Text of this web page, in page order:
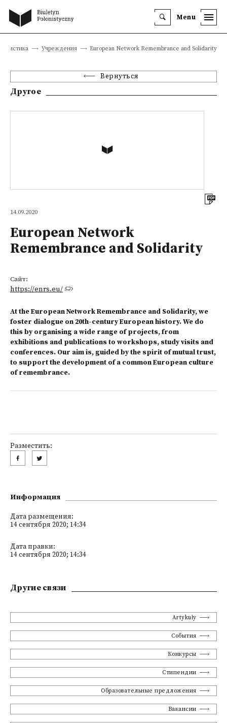
Menu
Учреждения European Network Remembrance and Solidarity
Вернуться
Другое
14.09.2020
European Network
Remembrance and Solidarity
Сайт:
https://enrs.eu/
At the European Network Remembrance and Solidarity, we
foster dialogue on 20th-century European history. We do
this by organising a wide range of projects, from
exhibitions and publications to workshops, study visits and
conferences. Our aim is, guided by the spirit of mutual trust,
to support the development of a common European culture
of remembrance.
Разместить:
Информация
Дата размещения:
14 сентября 2020; 14:34
Дата правки:
14 сентября 2020; 14:34
Другие связи
Artykuły
События
Конкурсы
Стипендии
Образовательные предложения
Вакансии